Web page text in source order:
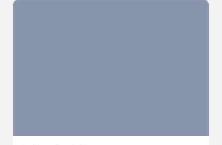
難以安慰《憶憶落塵埃》之重。｜2022臺北藝穗節《憶